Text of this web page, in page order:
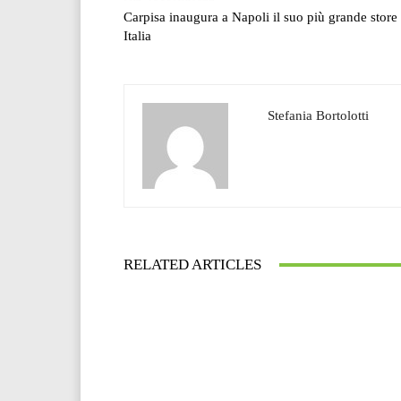
Carpisa inaugura a Napoli il suo più grande store
Italia
Stefania Bortolotti
RELATED ARTICLES